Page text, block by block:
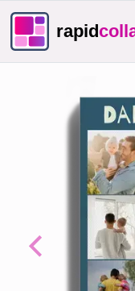
rapid
Previous